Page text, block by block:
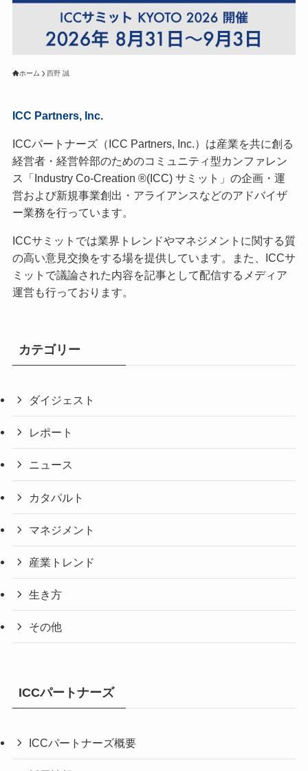
ホーム 西野 誠
ICC Partners, Inc.
ICCパートナーズ（ICC Partners, Inc.）は産業を共に創る
経営者・経営幹部のためのコミュニティ型カンファレン
ス「Industry Co-Creation ®(ICC) サミット」の企画・運
営および新規事業創出・アライアンスなどのアドバイザ
ー業務を行っています。
ICCサミットでは業界トレンドやマネジメントに関する質
の高い意見交換をする場を提供しています。また、ICCサ
ミットで議論された内容を記事として配信するメディア
運営も行っております。
カテゴリー
ダイジェスト
レポート
ニュース
カタパルト
マネジメント
産業トレンド
生き方
その他
ICCパートナーズ
ICCパートナーズ概要